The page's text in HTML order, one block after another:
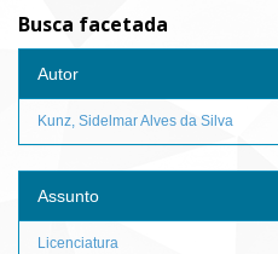
Busca facetada
Autor
Kunz, Sidelmar Alves da Silva
Assunto
Licenciatura